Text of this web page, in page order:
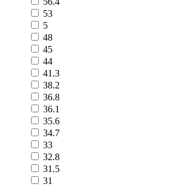
53
5
48
45
44
41.3
38.2
36.8
36.1
35.6
34.7
33
32.8
31.5
31